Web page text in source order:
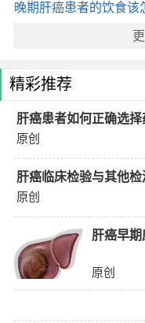
晚期肝癌患者的饮食该
精彩推荐
肝癌患者如何正确选择
原创
肝癌临床检验与其他检
原创
肝癌早
原创